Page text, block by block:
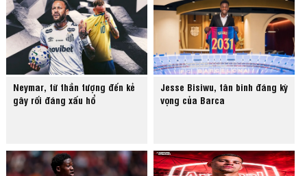
Neymar, từ thần tượng đến kẻ
gây rối đáng xấu hổ
Jesse Bisiwu, tân binh đáng kỳ
vọng của Barca